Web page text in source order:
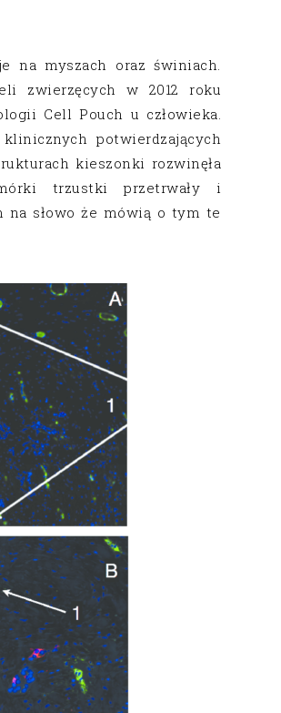
na myszach oraz świniach.
zwierzęcych w 2012 roku
Cell Pouch u człowieka.
potwierdzających
kieszonki rozwinęła
trzustki przetrwały i
na słowo że mówią o tym te